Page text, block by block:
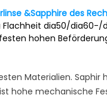
&Sapphire des
dia50/dia60-/
hohen
Materialien. Saphir
hohe mechanische